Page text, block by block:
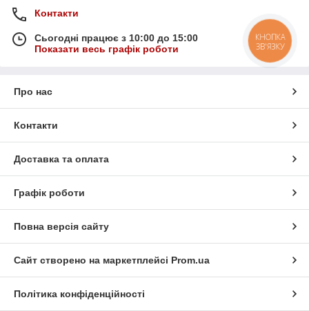
Контакти
Сьогодні працює з 10:00 до 15:00
Показати весь графік роботи
Про нас
Контакти
Доставка та оплата
Графік роботи
Повна версія сайту
Сайт створено на маркетплейсі Prom.ua
Політика конфіденційності
КНОПКА
ЗВ'ЯЗКУ